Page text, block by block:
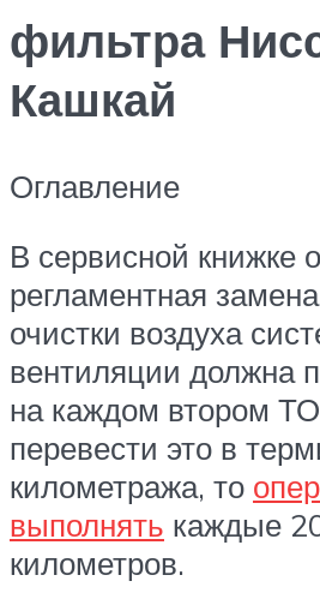
фильтра
Кашкай
Оглавление
В сервисной книжке
регламентная
очистки воздуха
вентиляции должна
на каждом втором
перевести это в
километража, то
выполнять каждые
километров.